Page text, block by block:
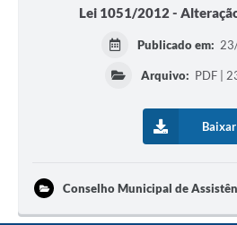
Lei 1051/2012 -
Publicado em:
Arquivo: PDF |
Baixar
Conselho Municipal de